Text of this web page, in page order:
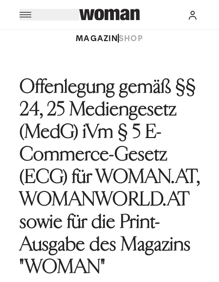
MAGAZINSHOP
Offenlegung gemäß §§
24, 25 Mediengesetz
(MedG) iVm § 5 E-
Commerce-Gesetz
(ECG) für WOMAN.AT,
WOMANWORLD.AT
sowie für die Print-
Ausgabe des Magazins
"WOMAN"